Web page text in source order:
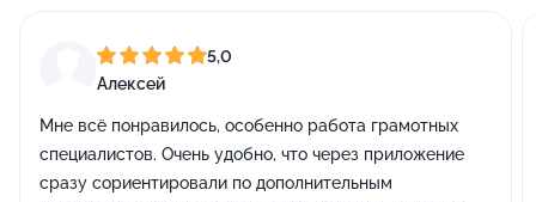
5,0
Алексей
Мне всё понравилось, особенно работа грамотных
специалистов. Очень удобно, что через приложение
сразу сориентировали по дополнительным